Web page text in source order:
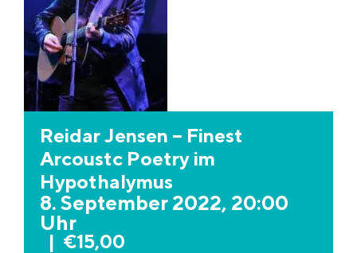
Reidar Jensen – Finest
Arcoustc Poetry im
Hypothalymus
8. September 2022, 20:00
Uhr
| €15,00